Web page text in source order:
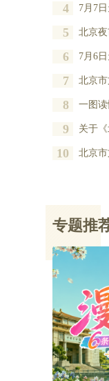
4 7月7
5 北京夜
6 7月6
7 北京市文化和
8 一图读
9 关于《北
10 北京市文化和
专题推